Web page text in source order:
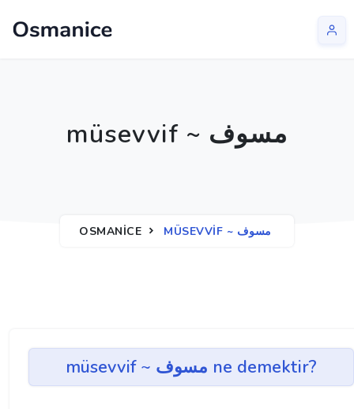
müsevvif ~ مسوف
OSMANICE MÜSEVVIF ~ مسوف
müsevvif ~ مسوف ne demektir?